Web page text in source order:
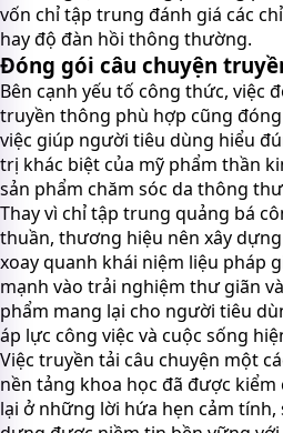
vốn chỉ tập trung đánh giá các
hay độ đàn hồi thông thường.
Đóng gói câu chuyện
Bên cạnh yếu tố công thức, việc
truyền thông phù hợp cũng
việc giúp người tiêu dùng hiểu
trị khác biệt của mỹ phẩm thần
sản phẩm chăm sóc da thông
Thay vì chỉ tập trung quảng bá
thuần, thương hiệu nên xây
xoay quanh khái niệm liệu pháp
mạnh vào trải nghiệm thư giãn
phẩm mang lại cho người tiêu
áp lực công việc và cuộc sống
Việc truyền tải câu chuyện một
nền tảng khoa học đã được
lại ở những lời hứa hẹn cảm